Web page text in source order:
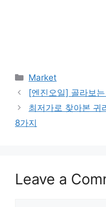
Categories
Market
[엔진오일] 골라보
최저가로 찾아본 귀
8가지
Leave a